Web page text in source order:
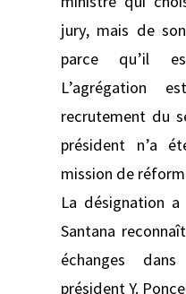
jury, mais de
parce qu’il
L’agrégation
recrutement du
président n’a
mission de
La désignation
Santana
échanges
président Y.